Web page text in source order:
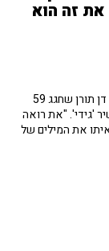
את זה הוא
אסף נבו (103fm) שוחח עם איריס קול על הופעתו של דן תורן שחגג 59
'גידי'. "את רואה
איתו את המילים של